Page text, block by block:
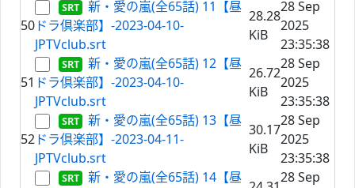
50
新・愛の嵐(全65話) 11【昼
ドラ倶楽部】-2023-04-10-
JPTVclub.srt
28.28
KiB
28 Sep
2025
23:35:38
51
新・愛の嵐(全65話) 12【昼
ドラ倶楽部】-2023-04-10-
JPTVclub.srt
26.72
KiB
28 Sep
2025
23:35:38
52
新・愛の嵐(全65話) 13【昼
ドラ倶楽部】-2023-04-11-
JPTVclub.srt
30.17
KiB
28 Sep
2025
23:35:38
新・愛の嵐(全65話) 14【昼
28 Sep